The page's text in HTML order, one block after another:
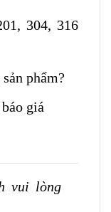
304, 316
phẩm?
giá
vui lòng